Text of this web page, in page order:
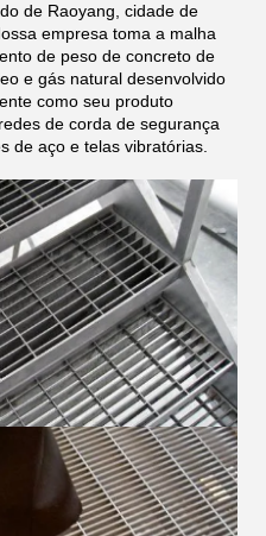
de Raoyang, cidade de
empresa toma a malha
de peso de concreto de
e gás natural desenvolvido
como seu produto
de corda de segurança
de aço e telas vibratórias.